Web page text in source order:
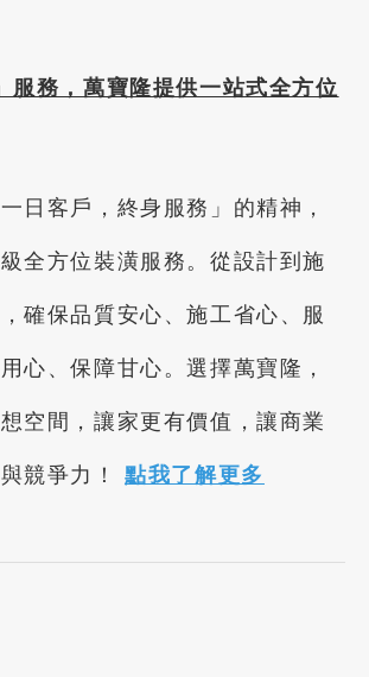
服務，萬寶隆提供一站式全方位
日客戶，終身服務」的精神，
全方位裝潢服務。從設計到施
確保品質安心、施工省心、服
心、保障甘心。選擇萬寶隆，
空間，讓家更有價值，讓商業
競爭力！點我了解更多